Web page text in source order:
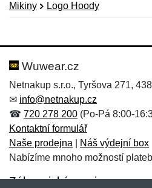
Mikiny Logo Hoody
Hodnocení:
Jméno: *
Jméno:
E-mail:*
Wuwear.cz
Netnakup s.r.o., Tyršova 271,
✉ info@netnakup.cz
☎ 720 278 200 (Po-Pá 8:00-
Kontaktní formulář
Naše prodejna
Náš výdejní box
Nabízíme mnoho možností
Zákaznický servis